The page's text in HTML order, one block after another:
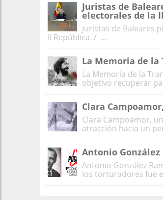
Juristas de
electorales de la
Juristas de Baleares
II República / ...
La Memoria de
La Memoria de la
objetivo recuperar
Clara
Clara Campoamor,
atracción hacia un
Antonio
Antonio González
los torturadores fue